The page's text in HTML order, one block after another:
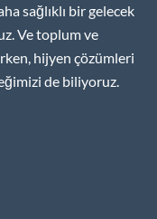
sağlıklı bir gelecek
Ve toplum ve
hijyen çözümleri
de biliyoruz.